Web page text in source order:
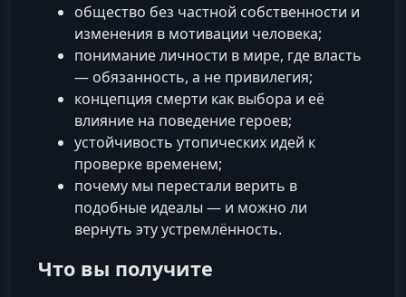
общество без частной собственности и
изменения в мотивации человека;
понимание личности в мире, где власть
— обязанность, а не привилегия;
концепция смерти как выбора и её
влияние на поведение героев;
устойчивость утопических идей к
проверке временем;
почему мы перестали верить в
подобные идеалы — и можно ли
вернуть эту устремлённость.
Что вы получите